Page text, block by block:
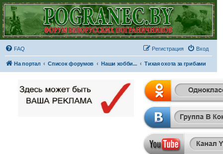
FAQ Вход
Регистрация
На портал Список форумов Наши хобби... Тихая охота за грибами